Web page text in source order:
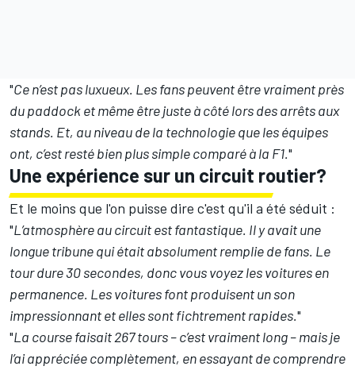
"Ce n’est pas luxueux. Les fans peuvent être vraiment près
du paddock et même être juste à côté lors des arrêts aux
stands. Et, au niveau de la technologie que les équipes
ont, c’est resté bien plus simple comparé à la F1."
Une expérience sur un circuit routier?
Et le moins que l'on puisse dire c'est qu'il a été séduit :
"L’atmosphère au circuit est fantastique. Il y avait une
longue tribune qui était absolument remplie de fans. Le
tour dure 30 secondes, donc vous voyez les voitures en
permanence. Les voitures font produisent un son
impressionnant et elles sont fichtrement rapides."
"La course faisait 267 tours – c’est vraiment long – mais je
l’ai appréciée complètement, en essayant de comprendre